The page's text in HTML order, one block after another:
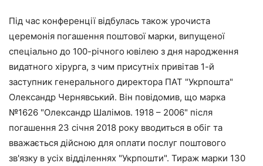
Під час конференції відбулась також урочиста
церемонія погашення поштової марки, випущеної
спеціально до 100-річного ювілею з дня народження
видатного хірурга, з чим присутніх привітав 1-й
заступник генерального директора ПАТ "Укрпошта"
Олександр Чернявський. Він повідомив, що марка
№1626 "Олександр Шалімов. 1918 – 2006" після
погашення 23 січня 2018 року вводиться в обіг та
вважається дійсною для оплати послуг поштового
зв'язку в усіх відділеннях "Укрпошти". Тираж марки 130